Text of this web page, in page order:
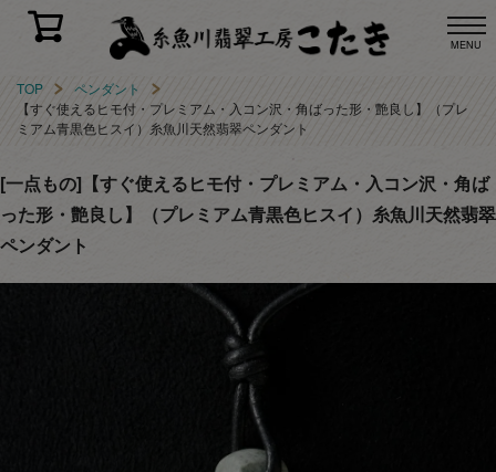
MENU
TOP
ペンダント
【すぐ使えるヒモ付・プレミアム・入コン沢・角ばった形・艶良し】（プレ
ミアム青黒色ヒスイ）糸魚川天然翡翠ペンダント
[一点もの]【すぐ使えるヒモ付・プレミアム・入コン沢・角ば
った形・艶良し】（プレミアム青黒色ヒスイ）糸魚川天然翡翠
ペンダント